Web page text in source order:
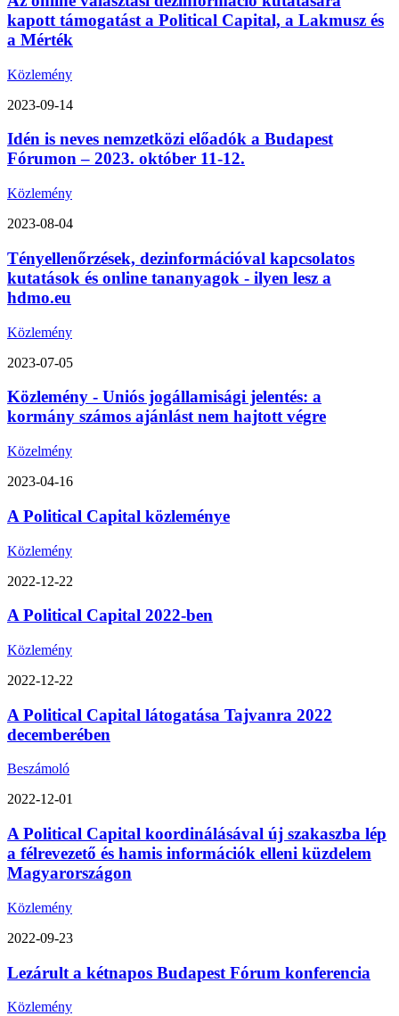
kapott támogatást a Political Capital, a Lakmusz és
a Mérték
Közlemény
2023-09-14
Idén is neves nemzetközi előadók a Budapest
Fórumon – 2023. október 11-12.
Közlemény
2023-08-04
Tényellenőrzések, dezinformációval kapcsolatos
kutatások és online tananyagok - ilyen lesz a
hdmo.eu
Közlemény
2023-07-05
Közlemény - Uniós jogállamisági jelentés: a
kormány számos ajánlást nem hajtott végre
Közelmény
2023-04-16
A Political Capital közleménye
Közlemény
2022-12-22
A Political Capital 2022-ben
Közlemény
2022-12-22
A Political Capital látogatása Tajvanra 2022
decemberében
Beszámoló
2022-12-01
A Political Capital koordinálásával új szakaszba lép
a félrevezető és hamis információk elleni küzdelem
Magyarországon
Közlemény
2022-09-23
Lezárult a kétnapos Budapest Fórum konferencia
Közlemény